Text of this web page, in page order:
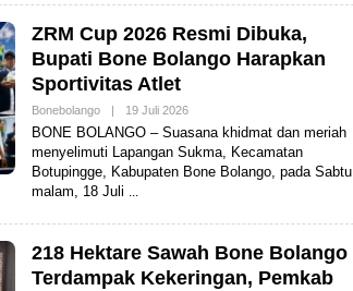
ZRM Cup 2026 Resmi Dibuka,
Bupati Bone Bolango Harapkan
Sportivitas Atlet
Bonebolango | 19 Juli 2026O
E
H
A
BONE BOLANGO – Suasana khidmat dan meriah
menyelimuti Lapangan Sukma, Kecamatan
Botupingge, Kabupaten Bone Bolango, pada Sabtu
malam, 18 Juli
218 Hektare Sawah Bone Bolango
Terdampak Kekeringan, Pemkab